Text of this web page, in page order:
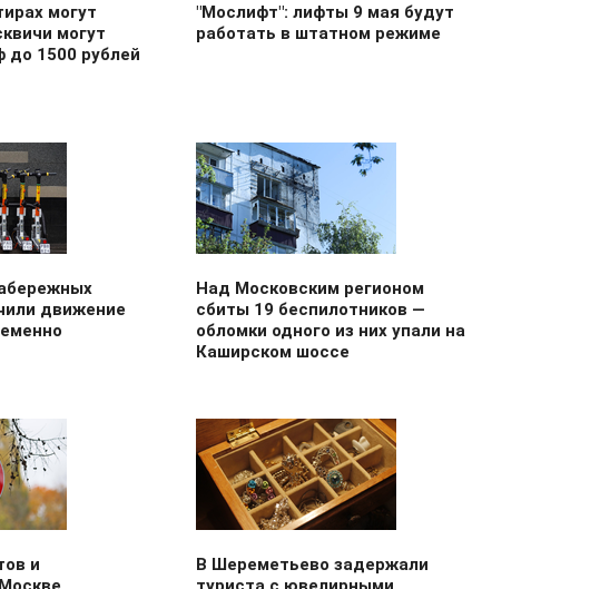
могут
могут
до 1500 рублей
"Мослифт": лифты 9 мая будут
работать в штатном режиме
движение
Над Московским регионом
сбиты 19 беспилотников —
обломки одного из них упали на
Каширском шоссе
и
В Шереметьево задержали